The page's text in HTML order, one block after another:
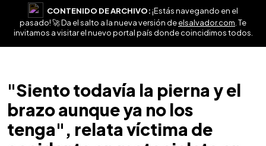
CONTENIDO DE ARCHIVO:¡Estás navegando en el
pasado! 🚀 Da el salto a la nueva versión deelsalvador.com . Te
invitamos a visitar el nuevo portal país donde coincidimos todos.
"Siento todavía la pierna y el
brazo aunque ya no los
tenga", relata víctima de